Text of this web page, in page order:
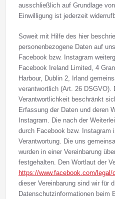
ausschließlich auf Grundlage
Einwilligung ist jederzeit
Soweit mit Hilfe des hier
personenbezogene Daten auf
Facebook bzw. Instagram
Facebook Ireland Limited, 4
Harbour, Dublin 2, Irland
verantwortlich (Art. 26 DSGVO).
Verantwortlichkeit beschränkt
Erfassung der Daten und deren
Instagram. Die nach der
durch Facebook bzw. Instagram
Verantwortung. Die uns
wurden in einer Vereinbarung
festgehalten. Den Wortlaut der
https://www.facebook.com/legal/
dieser Vereinbarung sind wir für
Datenschutzinformationen beim